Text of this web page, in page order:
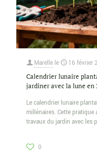
Marelle le 16 février
Calendrier lunaire
jardiner avec la lune en
Le calendrier lunaire
millénaires. Cette
travaux du jardin avec les
0